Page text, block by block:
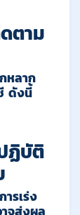
ตาม
หลาก
ดังนี้
ฏิบัติ
ารเร่ง